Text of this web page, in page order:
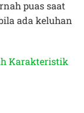
puas saat
ada keluhan
Karakteristik